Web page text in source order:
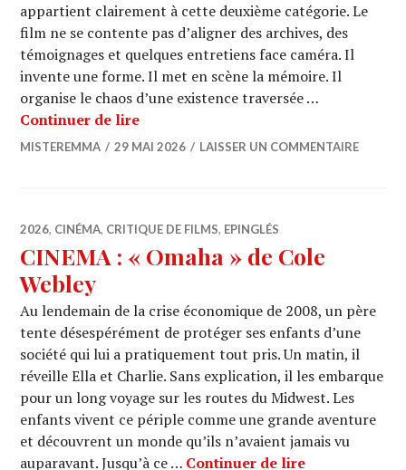
appartient clairement à cette deuxième catégorie. Le
film ne se contente pas d’aligner des archives, des
témoignages et quelques entretiens face caméra. Il
invente une forme. Il met en scène la mémoire. Il
organise le chaos d’une existence traversée …
Continuer de lireCINEMA : « Broken English » de Iain
MISTEREMMA 29 MAI 2026 LAISSER UN COMMENTAIRE
2026, CINÉMA, CRITIQUE DE FILMS, EPINGLÉS
CINEMA : « Omaha » de Cole
Webley
Au lendemain de la crise économique de 2008, un père
tente désespérément de protéger ses enfants d’une
société qui lui a pratiquement tout pris. Un matin, il
réveille Ella et Charlie. Sans explication, il les embarque
pour un long voyage sur les routes du Midwest. Les
enfants vivent ce périple comme une grande aventure
et découvrent un monde qu’ils n’avaient jamais vu
auparavant. Jusqu’à ce … Continuer de lireCINEMA : «